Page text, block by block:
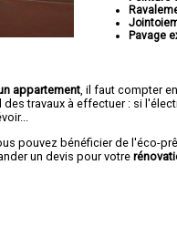
Pavage
appartement , il faut compter en
des travaux à effectuer : si
pouvez bénéficier de l'éco-
un devis pour votre